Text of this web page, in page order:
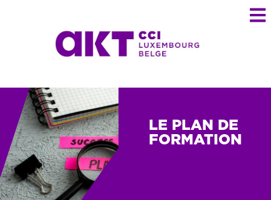
LE PLAN DE
FORMATION